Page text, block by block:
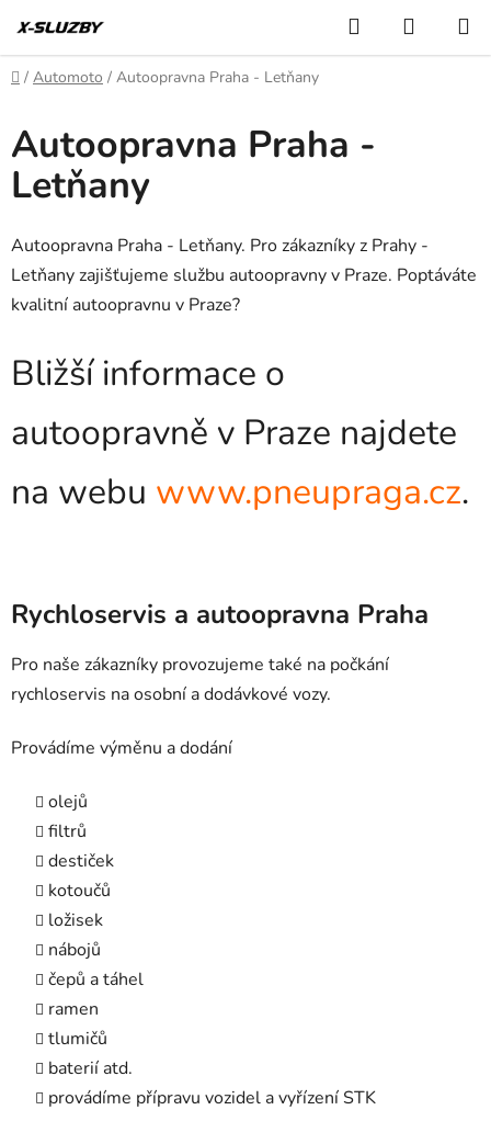
na
obsah
Hledat
KOŠÍK
Domů
/ Automoto / Autoopravna Praha - Letňany
Autoopravna Praha -
Letňany
Autoopravna Praha - Letňany. Pro zákazníky z Prahy -
Letňany zajišťujeme službu autoopravny v Praze. Poptáváte
kvalitní autoopravnu v Praze?
Bližší informace o
autoopravně v Praze najdete
na webu www.pneupraga.cz.
Rychloservis a autoopravna Praha
Pro naše zákazníky provozujeme také na počkání
rychloservis na osobní a dodávkové vozy.
Provádíme výměnu a dodání
olejů
filtrů
destiček
kotoučů
ložisek
nábojů
čepů a táhel
ramen
tlumičů
baterií atd.
provádíme přípravu vozidel a vyřízení STK